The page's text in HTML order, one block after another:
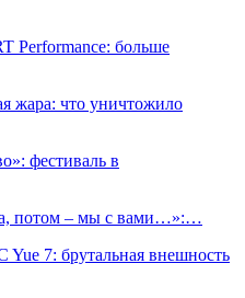
Performance: больше
жара: что уничтожило
фестиваль в
потом – мы с вами…»:…
7: брутальная внешность